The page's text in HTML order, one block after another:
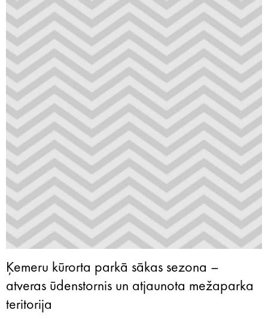
Ķemeru kūrorta parkā sākas sezona –
atveras ūdenstornis un atjaunota mežaparka
teritorija